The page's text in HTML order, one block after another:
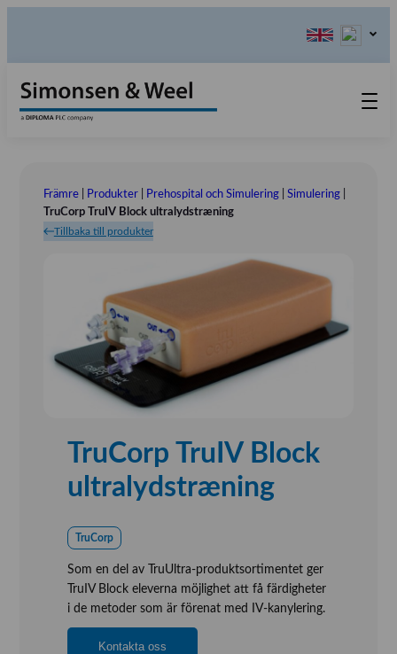
Kontakta oss
Våra värderingar
Om oss
Referensinstallation
Utställningar
Tlf.: 031 – 52 11 40
Främre| Produkter| Prehospital och Simulering| Simulering|
TruCorp TruIV Block ultralydstræning
Tillbaka till produkter
TruCorp TruIV Block
ultralydstræning
TruCorp
Som en del av TruUltra-produktsortimentet ger
TruIV Block eleverna möjlighet att få färdigheter
i de metoder som är förenat med IV-kanylering.
Kontakta oss